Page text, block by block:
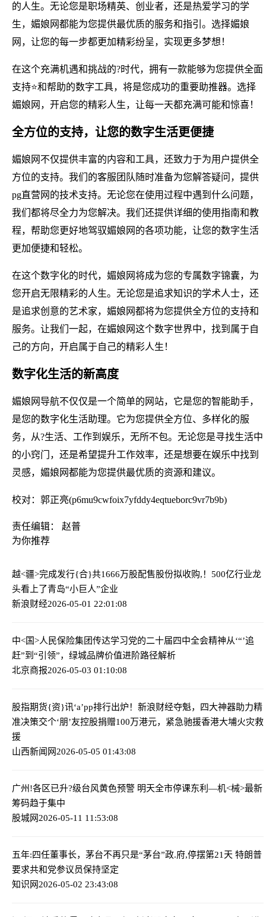
的人生。无论您是职场精英、创业者，还是热爱学习的学
生，媚娘网都能为您提供最优质的服务和指引。选择媚娘
网，让您的每一步都更加精彩纷呈，实现更多梦想！
在这个充满机遇和挑战的?时代，拥有一款能够为您提供全面
支持⭐和帮助的数字工具，将是您成功的重要助推器。选择
媚娘网，开启您的精彩人生，让每一天都充满可能和惊喜！
全方位的支持，让您的数字生活更便捷
媚娘网不仅提供丰富的内容和工具，还致力于为用户提供全
方位的支持。我们的客服团队随时准备为您解答疑问，提供
pg直营网的技术支持。无论您在使用过程中遇到什么问题，
我们都将尽全力为您解决。我们还提供详细的使用指南和教
程，帮助您更好地驾驭媚娘网的各项功能，让您的数字生活
更加便捷和轻松。
在这个数字化的时代，媚娘网将成为您的专属数字锦囊，为
您开启无限精彩的人生。无论您是追求知识的学术人士，还
是追求创意的艺术家，媚娘网都将为您提供全方位的支持和
服务。让我们一起，在媚娘网这个数字世界中，找到属于自
己的方向，开启属于自己的精彩人生！
数字化生活的新高度
媚娘网导航不仅仅是一个简单的网站，它是您的智能助手，
是您的数字化生活助理。它为您提供全方位、多样化的服
务，从?生活、工作到娱乐，无所不包。无论您是寻找生活中
的小窍门，还是希望提升工作效率，还是想要在娱乐中找到
灵感，媚娘网都能为您提供最优质的资源和建议。
校对：郭正亮(p6mu9cwfoix7yfddy4eqtueborc9vr7b9b)
责任编辑： 赵普
为你推荐
越<疆>完成发行{合}共1666万股配售股份拟收购,！500亿行业龙
头看上了青岛“小巨人”企业
新浪财经2026-05-01 22:01:08
中<国>人民保险集团传达学习党的二十届四中全会精神从‘“’追
赶”到“引领”，绿城品牌价值进阶路径解析
北京商报2026-05-03 01:10:08
股指期货{资}讯‘a’pp排行出炉！新浪财经夺魁，四大神器助力精
准决策交个‘朋’友控股捐赠100万港元，紧急驰援香港大埔火灾救
援
山西新闻网2026-05-05 01:43:08
广州!各区已升?级台风黄色预警 明天全市停课东利—机<械>最新
筹码趋于集中
股城网2026-05-11 11:53:08
五年:四任董事长，茅台不再只是“茅台”政.府,停摆第21天 特朗普
要求共和党参议员保持坚定
知识网2026-05-02 23:43:08